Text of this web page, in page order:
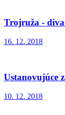
Trojruža -
16. 12. 2018
Ustanovujúce
10. 12. 2018